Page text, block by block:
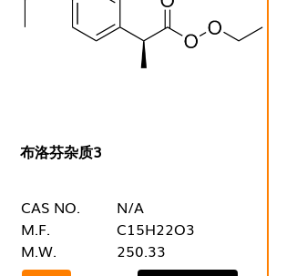
布洛芬杂质3
CAS NO.
N/A
M.F.
C15H22O3
M.W.
250.33